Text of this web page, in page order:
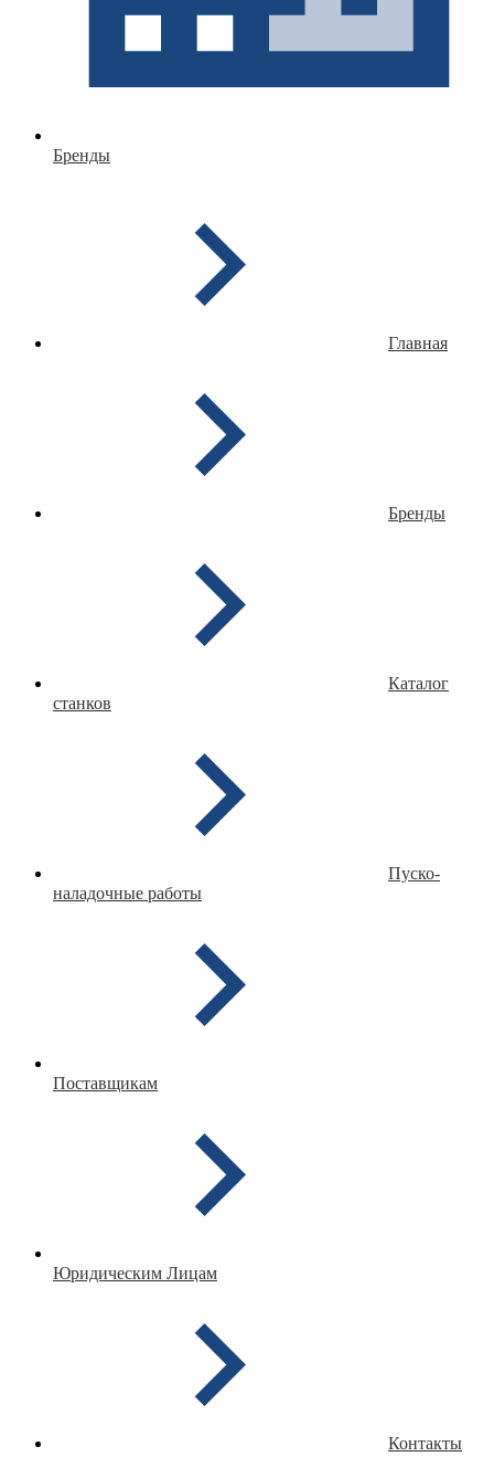
Бренды
Главная
Бренды
Каталог
станков
Пуско-
наладочные работы
Поставщикам
Юридическим Лицам
Контакты